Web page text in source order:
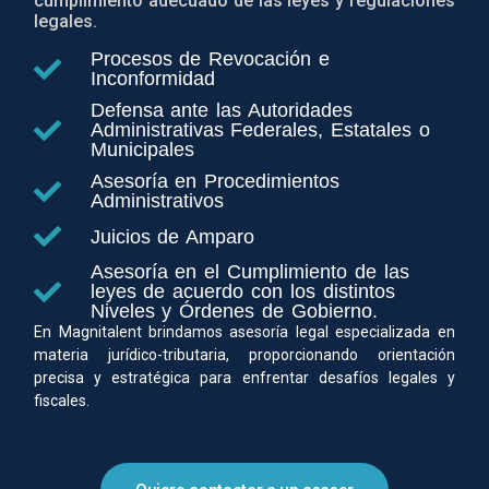
legales.
Procesos de Revocación e
Inconformidad
Defensa ante las Autoridades
Administrativas Federales, Estatales o
Municipales
Asesoría en Procedimientos
Administrativos
Juicios de Amparo
Asesoría en el Cumplimiento de las
leyes de acuerdo con los distintos
Niveles y Órdenes de Gobierno.
En Magnitalent brindamos asesoría legal especializada en
materia jurídico-tributaria, proporcionando orientación
precisa y estratégica para enfrentar desafíos legales y
fiscales.